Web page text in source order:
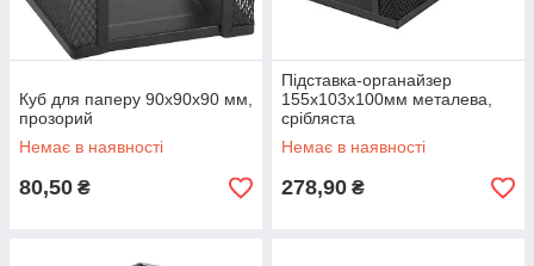
Куб для паперу 90x90x90 мм,
прозорий
Немає в наявності
80,50 ₴
Підставка-органайзер
155x103x100мм металева,
срібляста
Немає в наявності
278,90 ₴